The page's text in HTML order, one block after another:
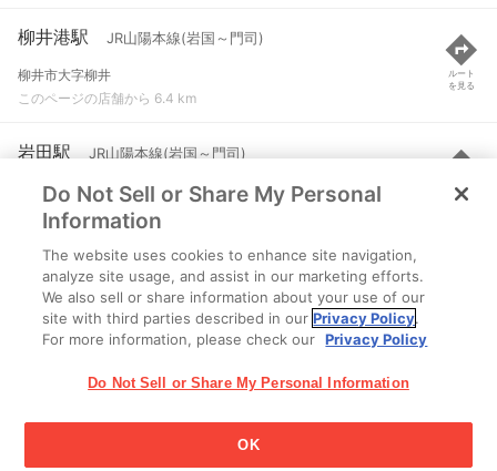
柳井港駅 JR山陽本線(岩国～門司)
柳井市大字柳井
このページの店舗から 6.4 km
ルート
を見る
岩田駅 JR山陽本線(岩国～門司)
光市岩田
このページの店舗から 8.2 km
ルート
を見る
大畠駅 JR山陽本線(岩国～門司)
柳井市大畠鍋網代
このページの店舗から 10.7 km
江崎グリコ株式会社 Copyright © 2025 Ezaki Glico Co., Ltd.
Do Not Sell or Share My Personal
Information
The website uses cookies to enhance site navigation,
analyze site usage, and assist in our marketing efforts.
We also sell or share information about your use of our
site with third parties described in ourPrivacy Policy.
For more information, please check our Privacy Policy
Do Not Sell or Share My Personal Information
OK